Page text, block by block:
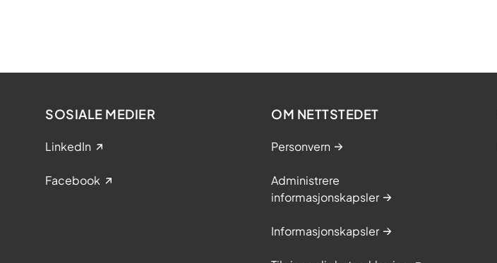
SOSIALE MEDIER
LinkedIn
Facebook
OM NETTSTEDET
Personvern
Administrere
informasjonskapsler
Informasjonskapsler